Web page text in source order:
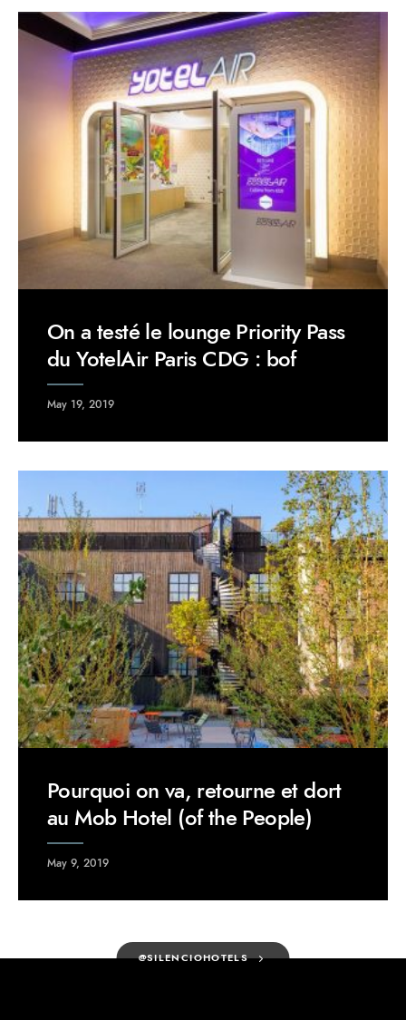
On a testé le lounge Priority Pass
du YotelAir Paris CDG : bof
May 19, 2019
Pourquoi on va, retourne et dort
au Mob Hotel (of the People)
May 9, 2019
@SILENCIOHOTELS